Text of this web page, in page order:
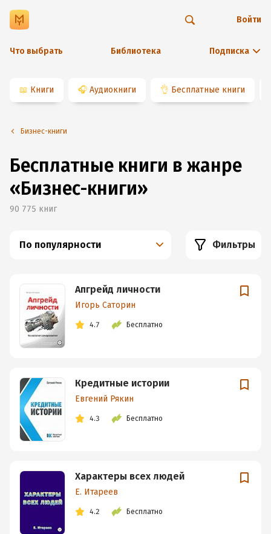
Что выбрать Библиотека Подписка
Войти
📖 Книги 🎧 Аудиокниги 👌 Бесплатные книги
Бизнес-книги
Бесплатные книги в жанре
«Бизнес-книги»
90 775 книг
По популярности Фильтры
Апгрейд личности
Игорь Саторин
4.7 Бесплатно
Кредитные истории
Евгений Рякин
4.3 Бесплатно
Характеры всех людей
Е. Итареев
4.2 Бесплатно